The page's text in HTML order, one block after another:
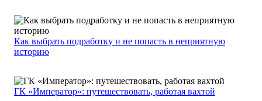
Как выбрать подработку и не попасть в неприятную
историю
ГК «Император»: путешествовать, работая вахтой